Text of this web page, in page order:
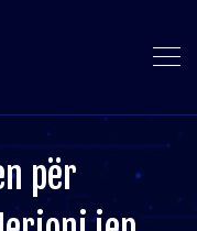
për